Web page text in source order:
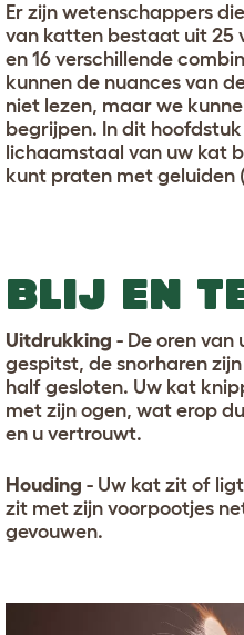
Er zijn wetenschappers
van katten bestaat uit 25
en 16 verschillende
kunnen de nuances van
niet lezen, maar we
begrijpen. In dit
lichaamstaal van uw kat
kunt praten met geluiden
BLIJ EN
Uitdrukking - De oren van
gespitst, de snorharen
half gesloten. Uw kat
met zijn ogen, wat erop
en u vertrouwt.
Houding - Uw kat zit of
zit met zijn voorpootjes
gevouwen.